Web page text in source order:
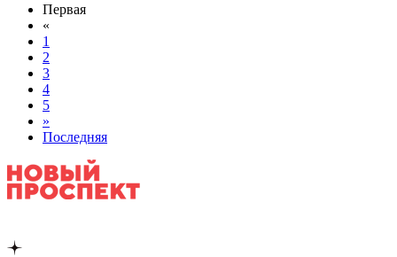
Первая
«
1
2
3
4
5
»
Последняя